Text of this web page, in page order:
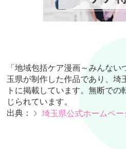
「地域包括ケア漫画～みんな
玉県が制作した作品であり、埼
トに掲載しています。無断で
じられています。
出典：
埼玉県公式ホームペー